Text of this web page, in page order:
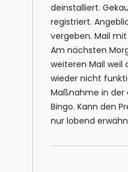
deinstalliert.
registriert.
vergeben. Mail
Am nächsten
weiteren Mail weil
wieder nicht
Maßnahme in
Bingo. Kann den
nur lobend